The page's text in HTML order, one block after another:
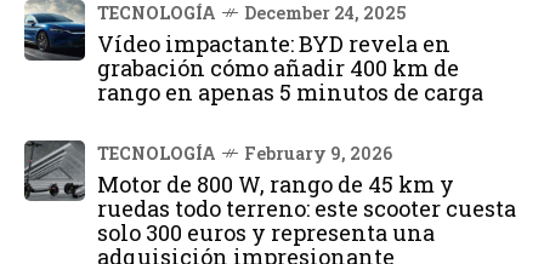
TECNOLOGÍA December 24, 2025
Vídeo impactante: BYD revela en
grabación cómo añadir 400 km de
rango en apenas 5 minutos de carga
TECNOLOGÍA February 9, 2026
Motor de 800 W, rango de 45 km y
ruedas todo terreno: este scooter cuesta
solo 300 euros y representa una
adquisición impresionante